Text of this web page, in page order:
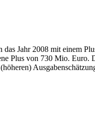
das Jahr 2008 mit einem
Plus von 730 Mio. Euro.